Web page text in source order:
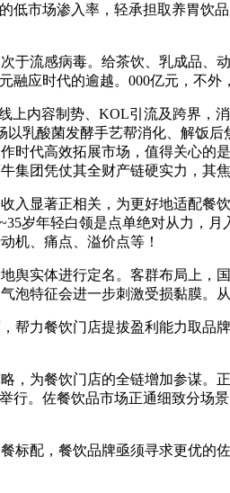
市场渗入率，轻承担取养胃饮
流感病毒。给茶饮、乳成品、
应时代的逾越。000亿元，不外
内容制势、KOL引流及跨界，
乳酸菌发酵手艺帮消化、解饭
时代高效拓展市场，值得关心
团凭仗其全财产链硬实力，其
著正相关，为更好地适配餐
岁年轻白领是点单绝对从力，
机、痛点、溢价点等！
实体进行定名。客群布局上，
泡特征会进一步刺激受损黏膜。从
力餐饮门店提拔盈利能力取品
为餐饮门店的全链增加参谋。
。佐餐饮品市场正通细致分场
，餐饮品牌亟须寻求更优的